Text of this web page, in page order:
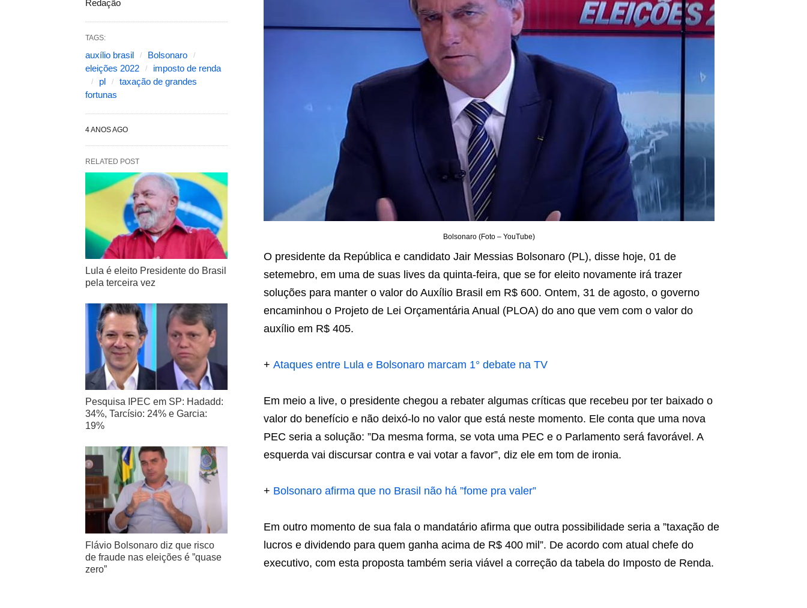
Bolsonaro (Foto – YouTube)
O presidente da República e candidato Jair Messias Bolsonaro (PL), disse hoje, 01 de
setemebro, em uma de suas lives da quinta-feira, que se for eleito novamente irá trazer
soluções para manter o valor do Auxílio Brasil em R$ 600. Ontem, 31 de agosto, o governo
encaminhou o Projeto de Lei Orçamentária Anual (PLOA) do ano que vem com o valor do
auxílio em R$ 405.
+ Ataques entre Lula e Bolsonaro marcam 1° debate na TV
Em meio a live, o presidente chegou a rebater algumas críticas que recebeu por ter baixado o
valor do benefício e não deixó-lo no valor que está neste momento. Ele conta que uma nova
PEC seria a solução: ”Da mesma forma, se vota uma PEC e o Parlamento será favorável. A
esquerda vai discursar contra e vai votar a favor”, diz ele em tom de ironia.
+ Bolsonaro afirma que no Brasil não há ”fome pra valer”
Em outro momento de sua fala o mandatário afirma que outra possibilidade seria a ”taxação de
lucros e dividendo para quem ganha acima de R$ 400 mil”. De acordo com atual chefe do
executivo, com esta proposta também seria viável a correção da tabela do Imposto de Renda.
Redação
TAGS:
auxílio brasil
Bolsonaro
eleições 2022
imposto de renda
pl
taxação de grandes
fortunas
4 ANOS AGO
RELATED POST
Lula é eleito Presidente do Brasil
pela terceira vez
Pesquisa IPEC em SP: Hadadd:
34%, Tarcísio: 24% e Garcia:
19%
Flávio Bolsonaro diz que risco
de fraude nas eleições é ”quase
zero”